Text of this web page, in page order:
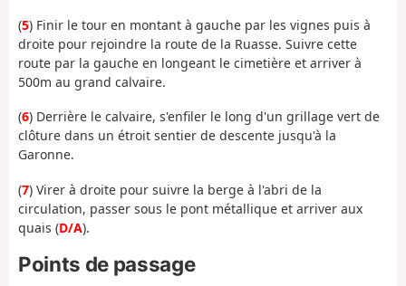
(5) Finir le tour en montant à gauche par les vignes puis à
droite pour rejoindre la route de la Ruasse. Suivre cette
route par la gauche en longeant le cimetière et arriver à
500m au grand calvaire.
(6) Derrière le calvaire, s'enfiler le long d'un grillage vert de
clôture dans un étroit sentier de descente jusqu'à la
Garonne.
(7) Virer à droite pour suivre la berge à l'abri de la
circulation, passer sous le pont métallique et arriver aux
quais (D/A).
Points de passage